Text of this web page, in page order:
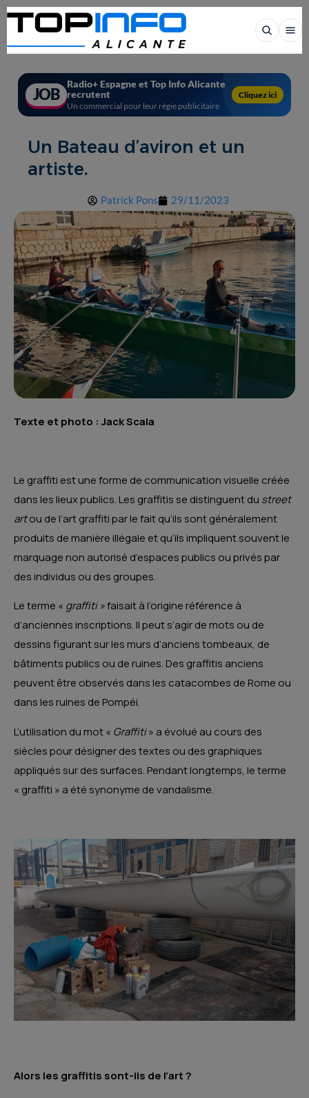
JOB
Radio+ Espagne et Top Info Alicante
recrutent
Un commercial pour leur régie publicitaire
Cliquez ici
Un Bateau d’aviron et un
artiste.
Patrick Pons 29/11/2023
Texte et photo : Jack Scala
Le graffiti est une forme de communication visuelle créée
dans les lieux publics. Les graffitis se distinguent du street
artou de l’art graffiti par le fait qu’ils sont généralement
produits de manière illégale et qu’ils impliquent souvent le
marquage non autorisé d’espaces publics ou privés par
des individus ou des groupes.
Le terme « graffiti »faisait à l’origine référence à
d’anciennes inscriptions. Il peut s’agir de mots ou de
dessins figurant sur les murs d’anciens tombeaux, de
bâtiments publics ou de ruines. Des graffitis anciens
peuvent être observés dans les catacombes de Rome ou
dans les ruines de Pompéi.
L’utilisation du mot « Graffiti» a évolué au cours des
siècles pour désigner des textes ou des graphiques
appliqués sur des surfaces. Pendant longtemps, le terme
« graffiti » a été synonyme de vandalisme.
Alors les graffitis sont-ils de l’art ?